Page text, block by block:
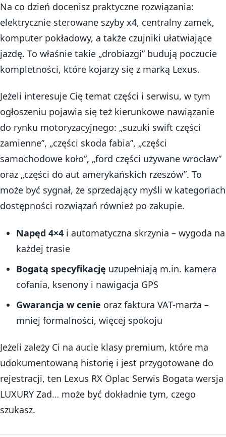
Na co dzień docenisz praktyczne rozwiązania:
elektrycznie sterowane szyby x4, centralny zamek,
komputer pokładowy, a także czujniki ułatwiające
jazdę. To właśnie takie „drobiazgi” budują poczucie
kompletności, które kojarzy się z marką Lexus.
Jeżeli interesuje Cię temat części i serwisu, w tym
ogłoszeniu pojawia się też kierunkowe nawiązanie
do rynku motoryzacyjnego: „suzuki swift części
zamienne”, „części skoda fabia”, „części
samochodowe koło”, „ford części używane wrocław”
oraz „części do aut amerykańskich rzeszów”. To
może być sygnał, że sprzedający myśli w kategoriach
dostępności rozwiązań również po zakupie.
Napęd 4×4i automatyczna skrzynia – wygoda na
każdej trasie
Bogatą specyfikację uzupełniają m.in. kamera
cofania, ksenony i nawigacja GPS
Gwarancja w cenie oraz faktura VAT-marża –
mniej formalności, więcej spokoju
Jeżeli zależy Ci na aucie klasy premium, które ma
udokumentowaną historię i jest przygotowane do
rejestracji, ten Lexus RX Oplac Serwis Bogata wersja
LUXURY Zad… może być dokładnie tym, czego
szukasz.